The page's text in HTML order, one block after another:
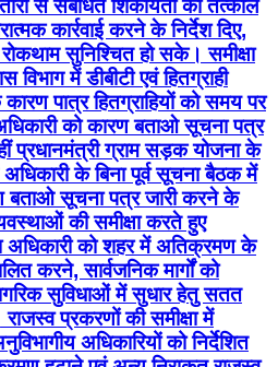
से संबंधित शिकायतों का तत्काल
कार्रवाई करने के निर्देश दिए,
सुनिश्चित हो सके। समीक्षा
विभाग में डीबीटी एवं हितग्राही
कारण पात्र हितग्राहियों को समय पर
को कारण बताओ सूचना पत्र
प्रधानमंत्री ग्राम सड़क योजना के
के बिना पूर्व सूचना बैठक में
बताओ सूचना पत्र जारी करने के
की समीक्षा करते हुए
अधिकारी को शहर में अतिक्रमण के
करने, सार्वजनिक मार्गों को
सुविधाओं में सुधार हेतु सतत
प्रकरणों की समीक्षा में
अधिकारियों को निर्देशित